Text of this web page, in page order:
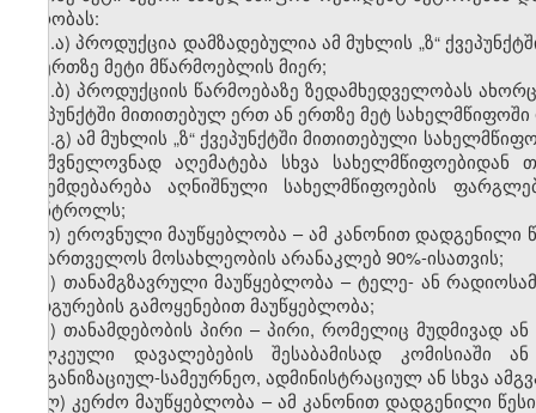
პირობას:
ზ.ა) პროდუქცია დამზადებულია ამ მუხლის „ზ“
ან ერთზე მეტი მწარმოებლის მიერ;
ზ.ბ) პროდუქციის წარმოებაზე ზედამხედველობას
ქვეპუნქტში მითითებულ ერთ ან ერთზე მეტ
ზ.გ) ამ მუხლის „ზ“ ქვეპუნქტში მითითებული
მნიშვნელოვნად აღემატება სხვა
ექვემდებარება აღნიშნული სახელმწიფოების
კონტროლს;
თ) ეროვნული მაუწყებლობა – ამ კანონით
საქართველოს მოსახლეობის არანაკლებ 90%-ისათვის;
ი) თანამგზავრული მაუწყებლობა – ტელე- ან
სადგურების გამოყენებით მაუწყებლობა;
კ) თანამდებობის პირი – პირი, რომელიც მუდმივად
ცალკეული დავალებების შესაბამისად კომისიაში
ორგანიზაციულ-სამეურნეო, ადმინისტრაციულ ან სხვა
ლ) კერძო მაუწყებლობა – ამ კანონით დადგენილი